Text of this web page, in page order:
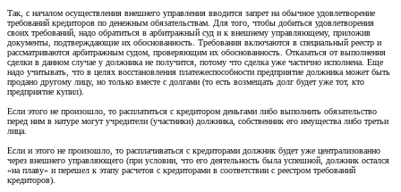
Так, с началом осуществления внешнего управления вводится запрет на обычное удовлетворение
требований кредиторов по денежным обязательствам. Для того, чтобы добиться удовлетворения
своих требований, надо обратиться в арбитражный суд и к внешнему управляющему, приложив
документы, подтверждающие их обоснованность. Требования включаются в специальный реестр и
рассматриваются арбитражным судом, проверяющим их обоснованность. Отказаться от выполнения
сделки в данном случае у должника не получится, потому что сделка уже частично исполнена. Еще
надо учитывать, что в целях восстановления платежеспособности предприятие должника может быть
продано другому лицу, но только вместе с долгами (то есть возмещать долг будет уже тот, кто
предприятие купил).
Если этого не произошло, то расплатиться с кредитором деньгами либо выполнить обязательство
перед ним в натуре могут учредители (участники) должника, собственник его имущества либо третьи
лица.
Если и этого не произошло, то расплачиваться с кредиторами должник будет уже централизованно
через внешнего управляющего (при условии, что его деятельность была успешной, должник остался
«на плаву» и перешел к этапу расчетов с кредиторами в соответствии с реестром требований
кредиторов).